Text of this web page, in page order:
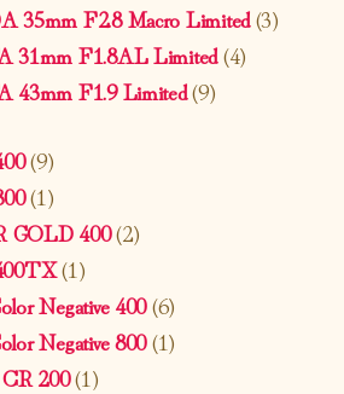
35mm F2.8 Macro Limited(3)
31mm F1.8AL Limited(4)
43mm F1.9 Limited(9)
(9)
(1)
GOLD 400(2)
(1)
Negative 400(6)
Negative 800(1)
200(1)